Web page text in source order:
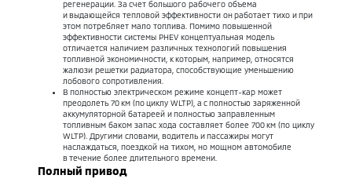
регенерации. За счет большого рабочего объема
и выдающейся тепловой эффективности он работает тихо и при
этом потребляет мало топлива. Помимо повышенной
эффективности системы PHEV концептуальная модель
отличается наличием различных технологий повышения
топливной экономичности, к которым, например, относятся
жалюзи решетки радиатора, способствующие уменьшению
лобового сопротивления.
В полностью электрическом режиме концепт-кар может
преодолеть 70 км (по циклу WLTP), а с полностью заряженной
аккумуляторной батареей и полностью заправленным
топливным баком запас хода составляет более 700 км (по циклу
WLTP). Другими словами, водитель и пассажиры могут
наслаждаться, поездкой на тихом, но мощном автомобиле
в течение более длительного времени.
Полный привод